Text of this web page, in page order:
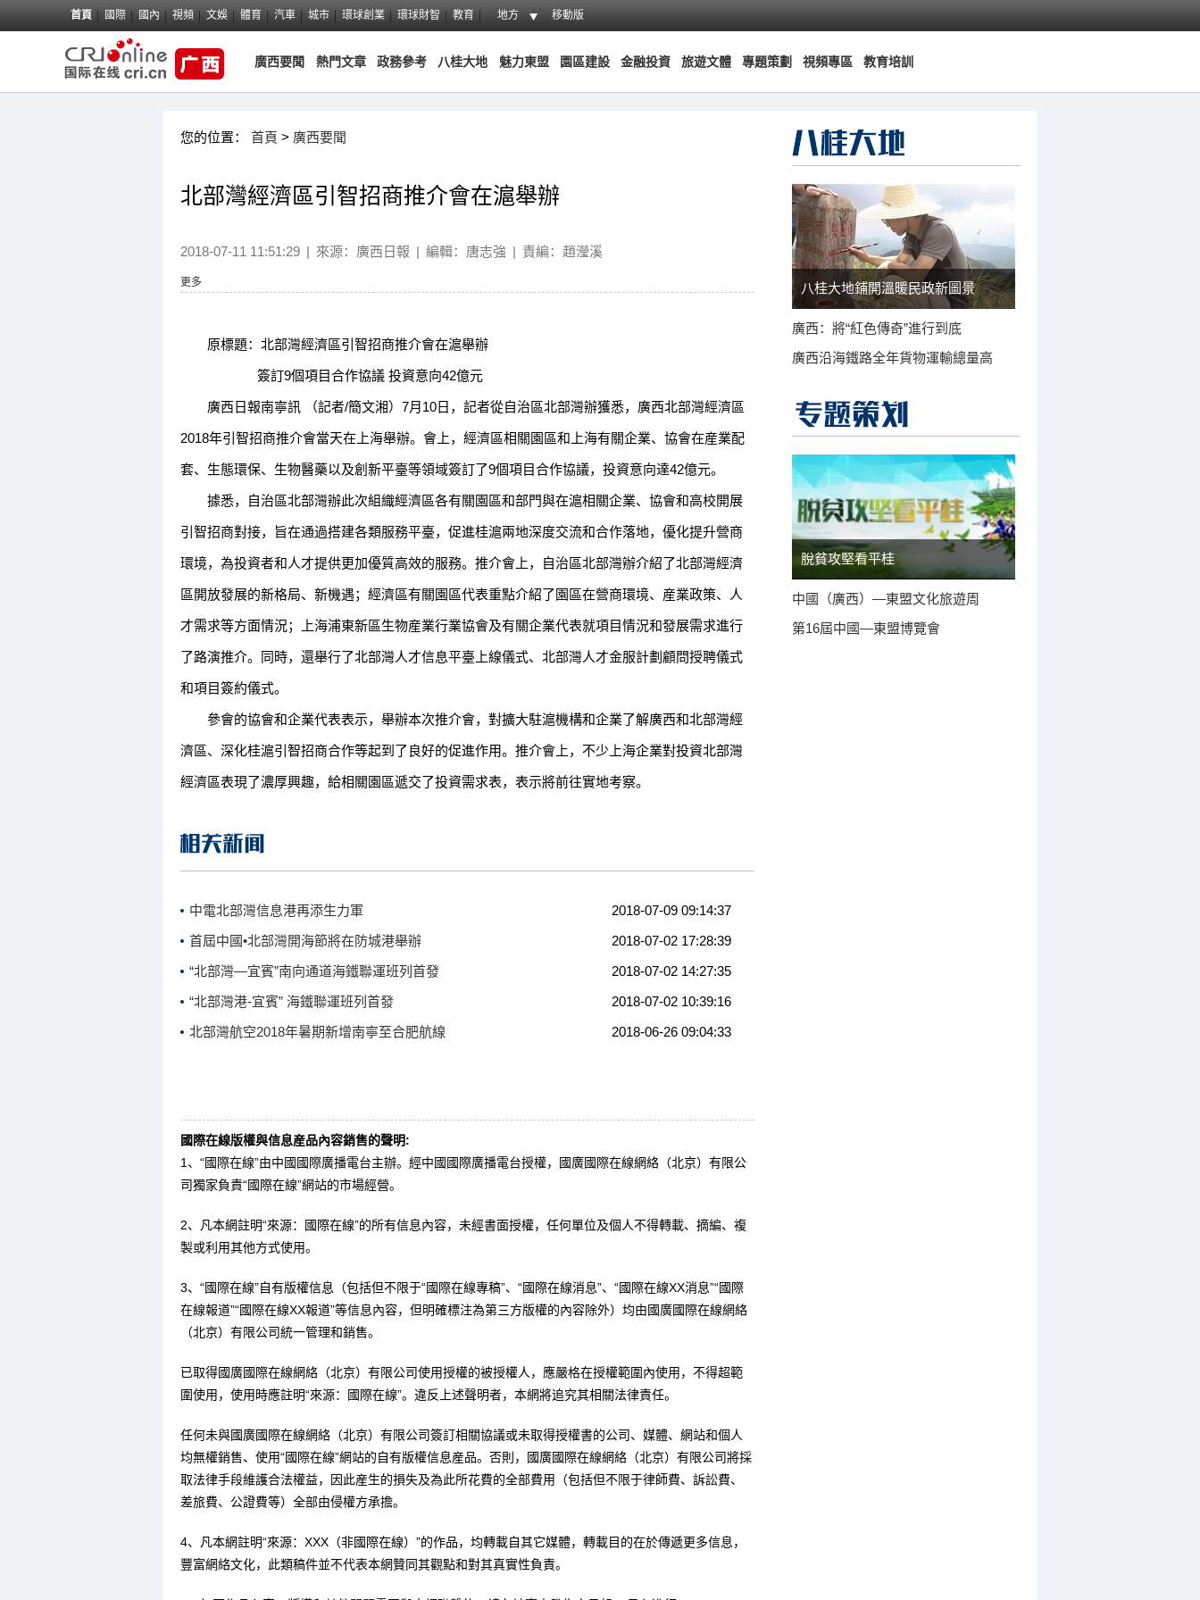
首頁 國際 國內 視頻 文娛 體育 汽車 城市 環球創業 環球財智 教育 地方 移動版
廣西要聞 熱門文章 政務參考 八桂大地 魅力東盟 園區建設 金融投資 旅遊文體 專題策劃 視頻專區 教育培訓
您的位置： 首頁 > 廣西要聞
北部灣經濟區引智招商推介會在滬舉辦
2018-07-11 11:51:29 | 來源： 廣西日報 | 編輯：唐志強 | 責編：趙瀅溪
更多
原標題：北部灣經濟區引智招商推介會在滬舉辦
簽訂9個項目合作協議 投資意向42億元
廣西日報南寧訊 （記者/簡文湘）7月10日，記者從自治區北部灣辦獲悉，廣西北部灣經濟區
2018年引智招商推介會當天在上海舉辦。會上，經濟區相關園區和上海有關企業、協會在産業配
套、生態環保、生物醫藥以及創新平臺等領域簽訂了9個項目合作協議，投資意向達42億元。
據悉，自治區北部灣辦此次組織經濟區各有關園區和部門與在滬相關企業、協會和高校開展
引智招商對接，旨在通過搭建各類服務平臺，促進桂滬兩地深度交流和合作落地，優化提升營商
環境，為投資者和人才提供更加優質高效的服務。推介會上，自治區北部灣辦介紹了北部灣經濟
區開放發展的新格局、新機遇；經濟區有關園區代表重點介紹了園區在營商環境、産業政策、人
才需求等方面情況；上海浦東新區生物産業行業協會及有關企業代表就項目情況和發展需求進行
了路演推介。同時，還舉行了北部灣人才信息平臺上線儀式、北部灣人才金服計劃顧問授聘儀式
和項目簽約儀式。
參會的協會和企業代表表示，舉辦本次推介會，對擴大駐滬機構和企業了解廣西和北部灣經
濟區、深化桂滬引智招商合作等起到了良好的促進作用。推介會上，不少上海企業對投資北部灣
經濟區表現了濃厚興趣，給相關園區遞交了投資需求表，表示將前往實地考察。
2018-07-09 09:14:37
中電北部灣信息港再添生力軍
2018-07-02 17:28:39
首屆中國•北部灣開海節將在防城港舉辦
2018-07-02 14:27:35
“北部灣—宜賓”南向通道海鐵聯運班列首發
2018-07-02 10:39:16
“北部灣港-宜賓” 海鐵聯運班列首發
2018-06-26 09:04:33
北部灣航空2018年暑期新增南寧至合肥航線
國際在線版權與信息産品內容銷售的聲明:
1、“國際在線”由中國國際廣播電台主辦。經中國國際廣播電台授權，國廣國際在線網絡（北京）有限公
司獨家負責“國際在線”網站的市場經營。
2、凡本網註明“來源：國際在線”的所有信息內容，未經書面授權，任何單位及個人不得轉載、摘編、複
製或利用其他方式使用。
3、“國際在線”自有版權信息（包括但不限于“國際在線專稿”、“國際在線消息”、“國際在線XX消息”“國際
在線報道”“國際在線XX報道”等信息內容，但明確標注為第三方版權的內容除外）均由國廣國際在線網絡
（北京）有限公司統一管理和銷售。
已取得國廣國際在線網絡（北京）有限公司使用授權的被授權人，應嚴格在授權範圍內使用，不得超範
圍使用，使用時應註明“來源：國際在線”。違反上述聲明者，本網將追究其相關法律責任。
任何未與國廣國際在線網絡（北京）有限公司簽訂相關協議或未取得授權書的公司、媒體、網站和個人
均無權銷售、使用“國際在線”網站的自有版權信息産品。否則，國廣國際在線網絡（北京）有限公司將採
取法律手段維護合法權益，因此産生的損失及為此所花費的全部費用（包括但不限于律師費、訴訟費、
差旅費、公證費等）全部由侵權方承擔。
4、凡本網註明“來源：XXX（非國際在線）”的作品，均轉載自其它媒體，轉載目的在於傳遞更多信息，
豐富網絡文化，此類稿件並不代表本網贊同其觀點和對其真實性負責。
八桂大地鋪開溫暖民政新圖景
廣西：將“紅色傳奇”進行到底
廣西沿海鐵路全年貨物運輸總量高
脫貧攻堅看平桂
中國（廣西）—東盟文化旅遊周
第16屆中國—東盟博覽會